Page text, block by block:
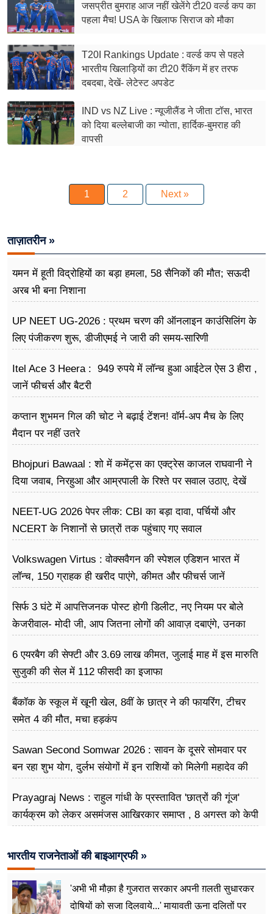
जसप्रीत बुमराह आज नहीं खेलेंगे टी20 वर्ल्ड कप का
पहला मैच! USA के खिलाफ सिराज को मौका
T20I Rankings Update : वर्ल्ड कप से पहले
भारतीय खिलाड़ियों का टी20 रैंकिंग में हर तरफ
दबदबा, देखें- लेटेस्ट अपडेट
IND vs NZ Live : न्यूजीलैंड ने जीता टॉस, भारत
को दिया बल्लेबाजी का न्योता, हार्दिक-बुमराह की
वापसी
1 2 Next »
ताज़ातरीन »
यमन में हूती विद्रोहियों का बड़ा हमला, 58 सैनिकों की मौत; सऊदी
अरब भी बना निशाना
UP NEET UG-2026 : प्रथम चरण की ऑनलाइन काउंसिलिंग के
लिए पंजीकरण शुरू, डीजीएमई ने जारी की समय-सारिणी
Itel Ace 3 Heera : 949 रुपये में लॉन्च हुआ आईटेल ऐस 3 हीरा ,
जानें फीचर्स और बैटरी
कप्तान शुभमन गिल की चोट ने बढ़ाई टेंशन! वॉर्म-अप मैच के लिए
मैदान पर नहीं उतरे
Bhojpuri Bawaal : शो में कमेंट्स का एक्ट्रेस काजल राघवानी ने
दिया जवाब, निरहुआ और आम्रपाली के रिश्ते पर सवाल उठाए, देखें
NEET-UG 2026 पेपर लीक: CBI का बड़ा दावा, पर्चियों और
NCERT के निशानों से छात्रों तक पहुंचाए गए सवाल
Volkswagen Virtus : वोक्सवैगन की स्पेशल एडिशन भारत में
लॉन्च, 150 ग्राहक ही खरीद पाएंगे, कीमत और फीचर्स जानें
सिर्फ 3 घंटे में आपत्तिजनक पोस्ट होगी डिलीट, नए नियम पर बोले
केजरीवाल- मोदी जी, आप जितना लोगों की आवाज़ दबाएंगे, उनका
6 एयरबैग की सेफ्टी और 3.69 लाख कीमत, जुलाई माह में इस मारुति
सुजुकी की सेल में 112 फीसदी का इजाफा
बैंकॉक के स्कूल में खूनी खेल, 8वीं के छात्र ने की फायरिंग, टीचर
समेत 4 की मौत, मचा हड़कंप
Sawan Second Somwar 2026 : सावन के दूसरे सोमवार पर
बन रहा शुभ योग, दुर्लभ संयोगों में इन राशियों को मिलेगी महादेव की
Prayagraj News : राहुल गांधी के प्रस्तावित 'छात्रों की गूंज'
कार्यक्रम को लेकर असमंजस आखिरकार समाप्त , 8 अगस्त को केपी
भारतीय राजनेताओं की बाइआग्रफी »
'अभी भी मौक़ा है गुजरात सरकार अपनी ग़लती सुधारकर
दोषियों को सजा दिलवाये...' मायावती ऊना दलितों पर